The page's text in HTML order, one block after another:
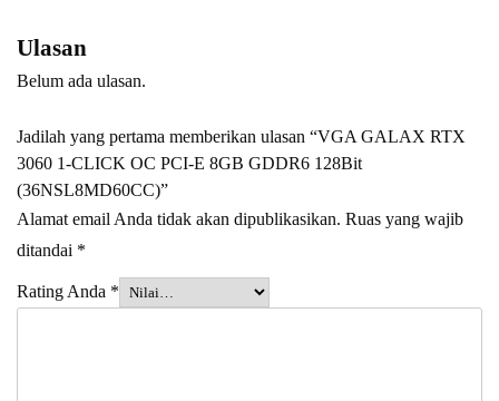
Ulasan
Belum ada ulasan.
Jadilah yang pertama memberikan ulasan “VGA GALAX RTX
3060 1-CLICK OC PCI-E 8GB GDDR6 128Bit
(36NSL8MD60CC)”
Alamat email Anda tidak akan dipublikasikan. Ruas yang wajib
ditandai *
Rating Anda *